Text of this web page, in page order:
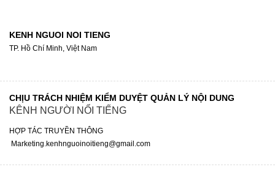
KENH NGUOI NOI TIENG
TP. Hồ Chí Minh, Việt Nam
CHỊU TRÁCH NHIỆM KIỂM DUYỆT QUẢN LÝ NỘI DUNG
KÊNH NGƯỜI NỔI TIẾNG
HỢP TÁC TRUYỀN THÔNG
Marketing.kenhnguoinoitieng@gmail.com